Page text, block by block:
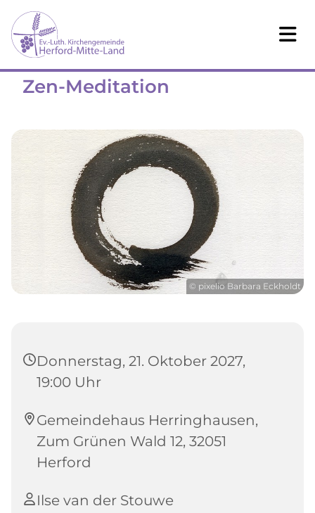
Zen-Meditation
© pixelio Barbara Eckholdt
Donnerstag, 21. Oktober 2027,
19:00 Uhr
Gemeindehaus Herringhausen,
Zum Grünen Wald 12, 32051
Herford
Ilse van der Stouwe